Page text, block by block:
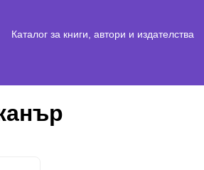
Каталог за книги, автори и издателства